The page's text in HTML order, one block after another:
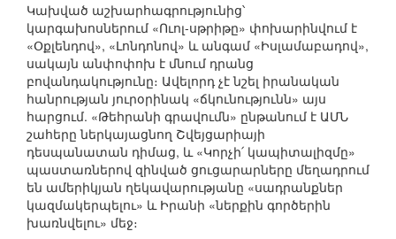
Կախված աշխարհագրությունից՝
կարգախոսներում «Ուոլ-սթրիթը» փոխարինվում է
«Օքլենդով», «Լոնդոնով» և անգամ «Իսլամաբադով»,
սակայն անփոփոխ է մնում դրանց
բովանդակությունը։ Ավելորդ չէ նշել իրանական
հանրության յուրօրինակ «ճկունությունն» այս
հարցում. «Թեհրանի գրավումն» ընթանում է ԱՄՆ
շահերը ներկայացնող Շվեյցարիայի
դեսպանատան դիմաց, և «Կորչի՛ կապիտալիզմը»
պաստառներով զինված ցուցարարները մեղադրում
են ամերիկյան ղեկավարությանը «սադրանքներ
կազմակերպելու» և Իրանի «ներքին գործերին
խառնվելու» մեջ։